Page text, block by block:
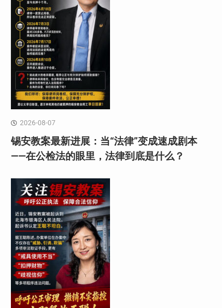
2026-08-07
锡安教案最新进展：当“法律”变成速成剧本
——在公检法的眼里，法律到底是什么？